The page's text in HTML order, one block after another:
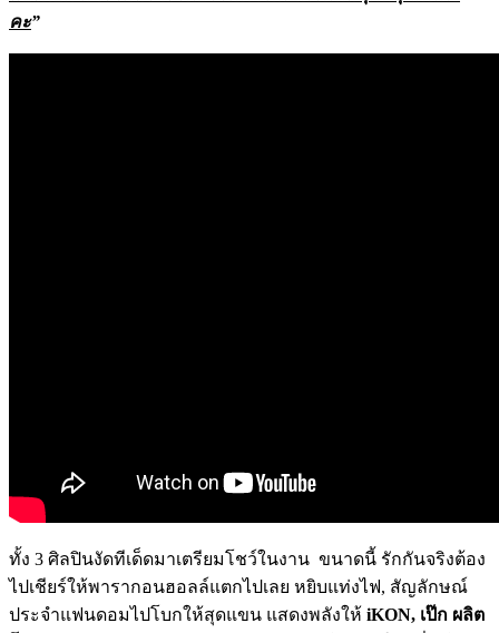
คะ”
ทั้ง 3 ศิลปินงัดทีเด็ดมาเตรียมโชว์ในงาน ขนาดนี้ รักกันจริงต้อง
ไปเชียร์ให้พารากอนฮอลล์แตกไปเลย หยิบแท่งไฟ, สัญลักษณ์
ประจำแฟนดอมไปโบกให้สุดแขน แสดงพลังให้ iKON, เป๊ก ผลิต